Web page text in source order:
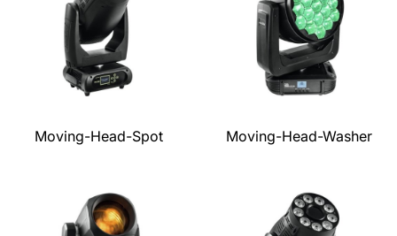
Moving-Head-Spot Moving-Head-Washer